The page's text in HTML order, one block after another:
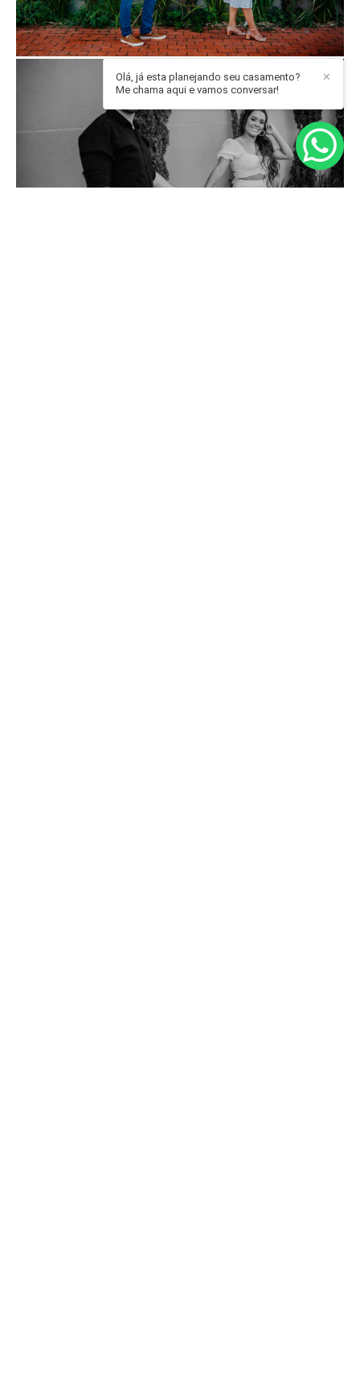
✕
Olá, já esta planejando seu casamento?
Me chama aqui e vamos conversar!